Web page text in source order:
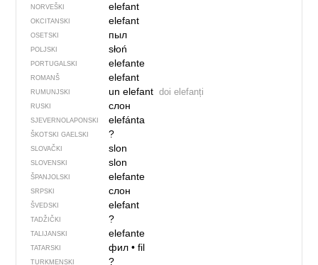
NORVEŠKI elefant
OKCITANSKI elefant
OSETSKI пыл
POLJSKI słoń
PORTUGALSKI elefante
ROMANŠ elefant
RUMUNJSKI un elefant doi elefanți
RUSKI слон
SJEVER­NO­LA­PONSKI elefánta
ŠKOTSKI GAELSKI ?
SLOVAČKI slon
SLOVENSKI slon
ŠPANJOLSKI elefante
SRPSKI слон
ŠVEDSKI elefant
TADŽIČKI ?
TALIJANSKI elefante
TATARSKI фил• fil
TURKMENSKI ?